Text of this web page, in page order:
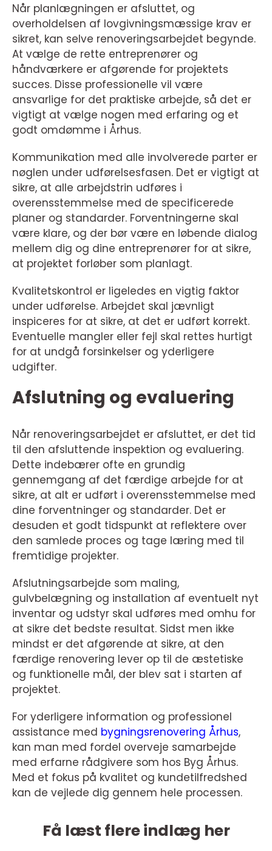
Når planlægningen er afsluttet, og
overholdelsen af lovgivningsmæssige krav er
sikret, kan selve renoveringsarbejdet begynde.
At vælge de rette entreprenører og
håndværkere er afgørende for projektets
succes. Disse professionelle vil være
ansvarlige for det praktiske arbejde, så det er
vigtigt at vælge nogen med erfaring og et
godt omdømme i Århus.
Kommunikation med alle involverede parter er
nøglen under udførelsesfasen. Det er vigtigt at
sikre, at alle arbejdstrin udføres i
overensstemmelse med de specificerede
planer og standarder. Forventningerne skal
være klare, og der bør være en løbende dialog
mellem dig og dine entreprenører for at sikre,
at projektet forløber som planlagt.
Kvalitetskontrol er ligeledes en vigtig faktor
under udførelse. Arbejdet skal jævnligt
inspiceres for at sikre, at det er udført korrekt.
Eventuelle mangler eller fejl skal rettes hurtigt
for at undgå forsinkelser og yderligere
udgifter.
Afslutning og evaluering
Når renoveringsarbejdet er afsluttet, er det tid
til den afsluttende inspektion og evaluering.
Dette indebærer ofte en grundig
gennemgang af det færdige arbejde for at
sikre, at alt er udført i overensstemmelse med
dine forventninger og standarder. Det er
desuden et godt tidspunkt at reflektere over
den samlede proces og tage læring med til
fremtidige projekter.
Afslutningsarbejde som maling,
gulvbelægning og installation af eventuelt nyt
inventar og udstyr skal udføres med omhu for
at sikre det bedste resultat. Sidst men ikke
mindst er det afgørende at sikre, at den
færdige renovering lever op til de æstetiske
og funktionelle mål, der blev sat i starten af
projektet.
For yderligere information og professionel
assistance med bygningsrenovering Århus,
kan man med fordel overveje samarbejde
med erfarne rådgivere som hos Byg Århus.
Med et fokus på kvalitet og kundetilfredshed
kan de vejlede dig gennem hele processen.
Få læst flere indlæg her